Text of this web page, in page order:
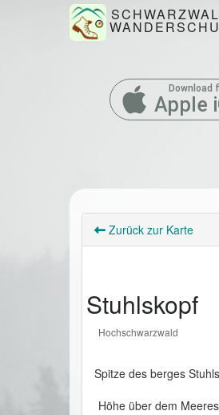
Download
Apple
Zurück zur Karte
Stuhlskopf
Hochschwarzwald
Spitze des berges
Höhe über dem